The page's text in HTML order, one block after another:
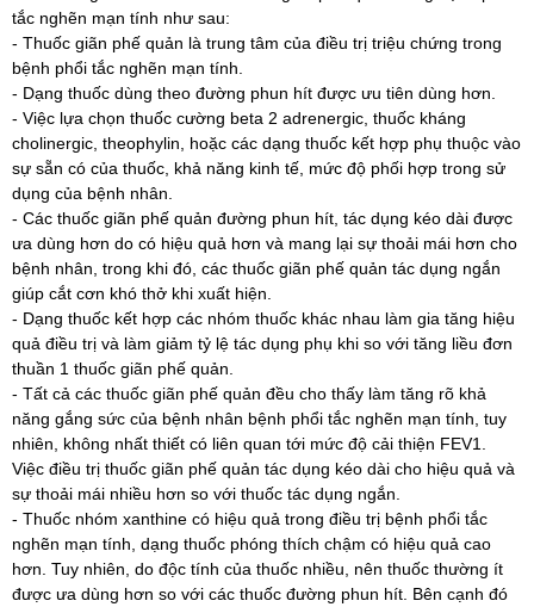
tắc nghẽn mạn tính như sau:
- Thuốc giãn phế quản là trung tâm của điều trị triệu chứng trong
bệnh phổi tắc nghẽn mạn tính.
- Dạng thuốc dùng theo đường phun hít được ưu tiên dùng hơn.
- Việc lựa chọn thuốc cường beta 2 adrenergic, thuốc kháng
cholinergic, theophylin, hoặc các dạng thuốc kết hợp phụ thuộc vào
sự sẵn có của thuốc, khả năng kinh tế, mức độ phối hợp trong sử
dụng của bệnh nhân.
- Các thuốc giãn phế quản đường phun hít, tác dụng kéo dài được
ưa dùng hơn do có hiệu quả hơn và mang lại sự thoải mái hơn cho
bệnh nhân, trong khi đó, các thuốc giãn phế quản tác dụng ngắn
giúp cắt cơn khó thở khi xuất hiện.
- Dạng thuốc kết hợp các nhóm thuốc khác nhau làm gia tăng hiệu
quả điều trị và làm giảm tỷ lệ tác dụng phụ khi so với tăng liều đơn
thuần 1 thuốc giãn phế quản.
- Tất cả các thuốc giãn phế quản đều cho thấy làm tăng rõ khả
năng gắng sức của bệnh nhân bệnh phổi tắc nghẽn mạn tính, tuy
nhiên, không nhất thiết có liên quan tới mức độ cải thiện FEV1.
Việc điều trị thuốc giãn phế quản tác dụng kéo dài cho hiệu quả và
sự thoải mái nhiều hơn so với thuốc tác dụng ngắn.
- Thuốc nhóm xanthine có hiệu quả trong điều trị bệnh phổi tắc
nghẽn mạn tính, dạng thuốc phóng thích chậm có hiệu quả cao
hơn. Tuy nhiên, do độc tính của thuốc nhiều, nên thuốc thường ít
được ưa dùng hơn so với các thuốc đường phun hít. Bên cạnh đó